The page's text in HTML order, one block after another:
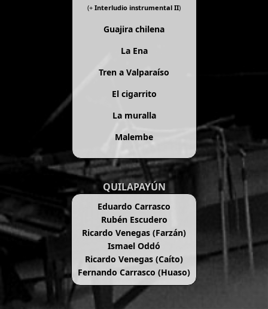
(+ Interludio instrumental II)
Guajira chilena
La Ena
Tren a Valparaíso
El cigarrito
La muralla
Malembe
QUILAPAYÚN
Eduardo Carrasco
Rubén Escudero
Ricardo Venegas (Farzán)
Ismael Oddó
Ricardo Venegas (Caíto)
Fernando Carrasco (Huaso)